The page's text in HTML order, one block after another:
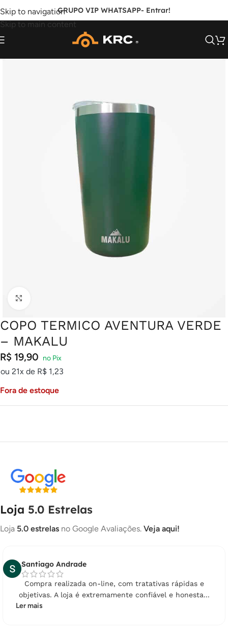
Skip to navigation
Skip to main content
GRUPO VIP WHATSAPP- Entrar!
COPO TERMICO AVENTURA VERDE
– MAKALU
R$ 19,90
ou 21x de R$ 1,23
Fora de estoque
Loja 5.0 Estrelas
Loja 5.0 estrelas no Google Avaliações. Veja aqui!
Santiago Andrade
Compra realizada on-line, com tratativas rápidas e
objetivas. A loja é extremamente confiável e honesta...
Ler mais